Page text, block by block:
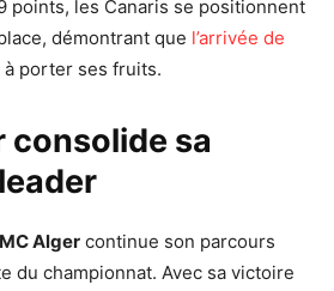
points, les Canaris se positionnent
démontrant que l’arrivée de
à porter ses fruits.
consolide sa
MC Alger continue son parcours
du championnat. Avec sa victoire